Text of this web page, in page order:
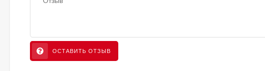
ОСТАВИТЬ ОТЗЫВ